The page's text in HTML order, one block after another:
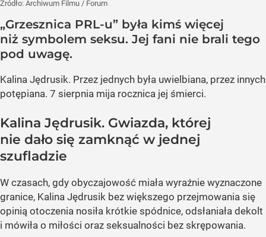
Źródło: Archiwum Filmu / Forum
„Grzesznica PRL-u” była kimś więcej
niż symbolem seksu. Jej fani nie brali tego
pod uwagę.
Kalina Jędrusik. Przez jednych była uwielbiana, przez innych
potępiana. 7 sierpnia mija rocznica jej śmierci.
Kalina Jędrusik. Gwiazda, której
nie dało się zamknąć w jednej
szufladzie
W czasach, gdy obyczajowość miała wyraźnie wyznaczone
granice, Kalina Jędrusik bez większego przejmowania się
opinią otoczenia nosiła krótkie spódnice, odsłaniała dekolt
i mówiła o miłości oraz seksualności bez skrępowania.